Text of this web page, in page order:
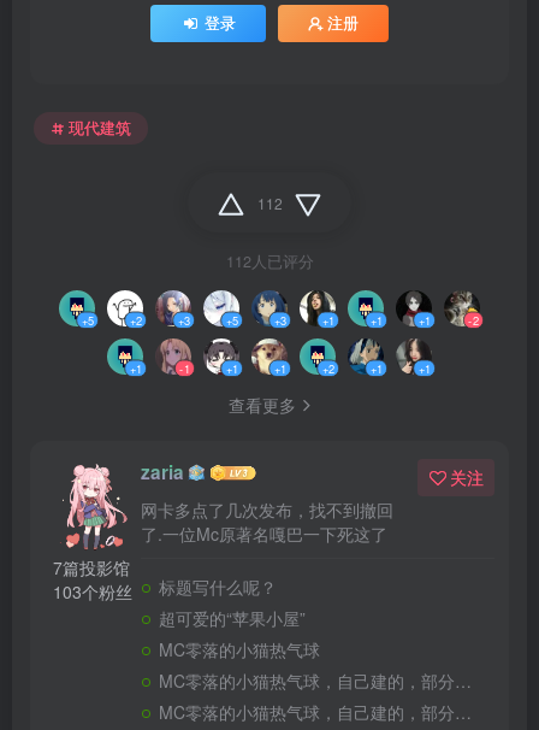
登录 注册
现代建筑
112
112人已评分
+5 +2 +3 +5 +3 +1 +1 +1 -2
+1 -1 +1 +1 +2 +1 +1
查看更多
7篇投影馆
103个粉丝
zaria
网卡多点了几次发布，找不到撤回
了.一位Mc原著名嘎巴一下死这了
关注
标题写什么呢？
超可爱的“苹果小屋”
MC零落的小猫热气球
MC零落的小猫热气球，自己建的，部分装饰未完成，喜欢的自己添加一下，我睡觉了。
MC零落的小猫热气球，自己建的，部分装饰未完成，喜欢的自己添加一下，我睡觉了。